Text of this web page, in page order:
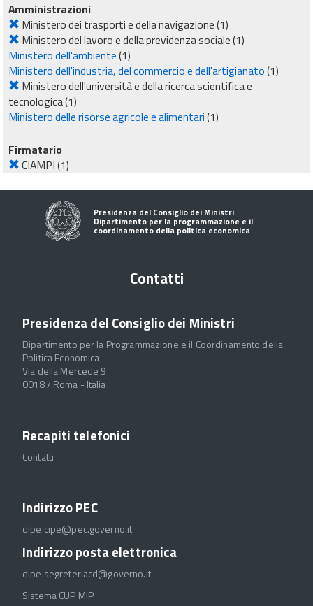
Amministrazioni
Ministero dei trasporti e della navigazione(1)
Ministero del lavoro e della previdenza sociale(1)
Ministero dell'ambiente(1)
Ministero dell'industria, del commercio e dell'artigianato(1)
Ministero dell'università e della ricerca scientifica e
tecnologica(1)
Ministero delle risorse agricole e alimentari(1)
Firmatario
CIAMPI(1)
Presidenza del Consiglio dei Ministri
Dipartimento per la programmazione e il
coordinamento della politica economica
Contatti
Presidenza del Consiglio dei Ministri
Dipartimento per la Programmazione e il Coordinamento della
Politica Economica
Via della Mercede 9
00187 Roma - Italia
Recapiti telefonici
Contatti
Indirizzo PEC
dipe.cipe@pec.governo.it
Indirizzo posta elettronica
dipe.segreteriacd@governo.it
Sistema CUP MIP